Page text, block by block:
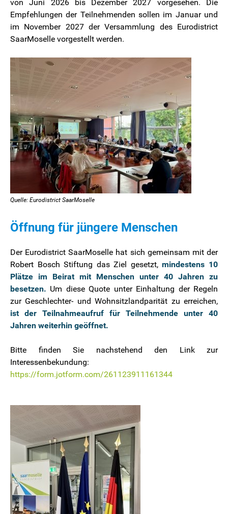
von Juni 2026 bis Dezember 2027 vorgesehen. Die
Empfehlungen der Teilnehmenden sollen im Januar und
im November 2027 der Versammlung des Eurodistrict
SaarMoselle vorgestellt werden.
Quelle: Eurodistrict SaarMoselle
Öffnung für jüngere Menschen
Der Eurodistrict SaarMoselle hat sich gemeinsam mit der
Robert Bosch Stiftung das Ziel gesetzt,mindestens 10
Plätze im Beirat mit Menschen unter 40 Jahren zu
besetzen. Um diese Quote unter Einhaltung der Regeln
zur Geschlechter- und Wohnsitzlandparität zu erreichen,
ist der Teilnahmeaufruf für Teilnehmende unter 40
Jahren weiterhin geöffnet.
Bitte finden Sie nachstehend den Link zur
Interessenbekundung:
https://form.jotform.com/261123911161344